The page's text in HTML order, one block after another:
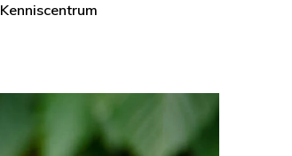
Kenniscentrum